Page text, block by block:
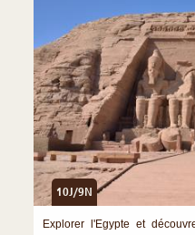
10J/9N
Explorer l'Egypte et